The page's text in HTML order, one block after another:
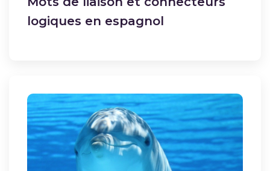
logiques en espagnol